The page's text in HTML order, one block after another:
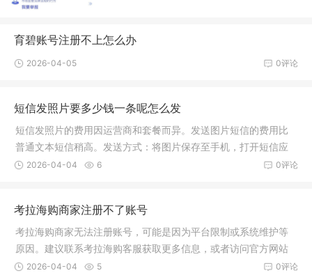
育碧账号注册不上怎么办
0评论
2026-04-05
短信发照片要多少钱一条呢怎么发
短信发照片的费用因运营商和套餐而异。发送图片短信的费用比
普通文本短信稍高。发送方式：将图片保存至手机，打开短信应
用，选择联系人，附加图片发送即可。具体资费可咨询运营商。
0评论
2026-04-04 6
考拉海购商家注册不了账号
考拉海购商家无法注册账号，可能是因为平台限制或系统维护等
原因。建议联系考拉海购客服获取更多信息，或者访问官方网站
查看相关公告。具体原因可能涉及多方面，需进一步了解。
0评论
2026-04-04 5